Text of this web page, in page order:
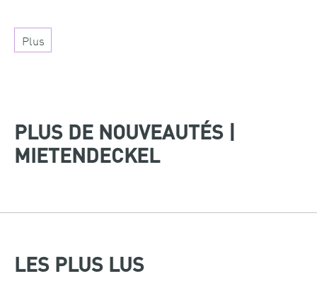
Plus
PLUS DE NOUVEAUTÉS |
MIETENDECKEL
LES PLUS LUS